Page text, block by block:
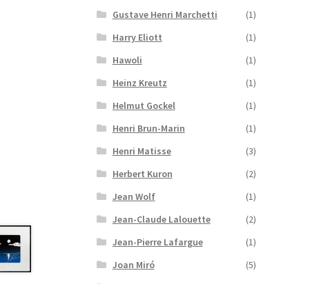
Gustave Henri Marchetti
(1)
Harry Eliott
(1)
Hawoli
(1)
Heinz Kreutz
(1)
Helmut Gockel
(1)
Henri Brun-Marin
(1)
Henri Matisse
(3)
Herbert Kuron
(2)
Jean Wolf
(1)
Jean-Claude Lalouette
(2)
Jean-Pierre Lafargue
(1)
Joan Miró
(5)